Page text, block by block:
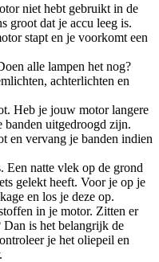
niet hebt gebruikt in de
groot dat je accu leeg is.
stapt en je voorkomt een
alle lampen het nog?
achterlichten en
Heb je jouw motor langere
uitgedroogd zijn.
en vervang je banden indien
Een natte vlek op de grond
gelekt heeft. Voor je op je
en los je deze op.
in je motor. Zitten er
is het belangrijk de
je het oliepeil en